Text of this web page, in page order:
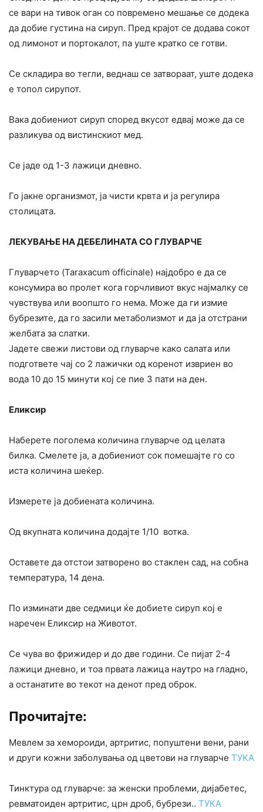
се вари на тивок оган со повремено мешање се додека
да добие густина на сируп. Пред крајот се додава сокот
од лимонот и портокалот, па уште кратко се готви.
Се складира во тегли, веднаш се затвораат, уште додека
е топол сирупот.
Вака добиениот сируп според вкусот едвај може да се
разликува од вистинскиот мед.
Се јаде од 1-3 лажици дневно.
Го јакне организмот, ја чисти крвта и ја регулира
столицата.
ЛЕКУВАЊЕ НА ДЕБЕЛИНАТА СО ГЛУВАРЧЕ
Глуварчето (Taraxacum officinale) најдобро е да се
консумира во пролет кога горчливиот вкус најмалку се
чувствува или воопшто го нема. Може да ги измие
бубрезите, да го засили метаболизмот и да ја отстрани
желбата за слатки.
Јадете свежи листови од глуварче како салата или
подгответе чај со 2 лажички од коренот извриен во
вода 10 до 15 минути кој се пие 3 пати на ден.
Еликсир
Наберете поголема количина глуварче од целата
билка. Смелете ја, а добиениот сок помешајте го со
иста количина шеќер.
Измерете ја добиената количина.
Од вкупната количина додајте 1/10 вотка.
Оставете да отстои затворено во стаклен сад, на собна
температура, 14 дена.
По изминати две седмици ќе добиете сируп кој е
наречен Еликсир на Животот.
Се чува во фрижидер и до две години. Се пијат 2-4
лажици дневно, и тоа првата лажица наутро на гладно,
а останатите во текот на денот пред оброк.
Прочитајте:
Мевлем за хемороиди, артритис, попуштени вени, рани
и други кожни заболувања од цветови на глуварче ТУКА
Тинктура од глуварче: за женски проблеми, дијабетес,
ревматоиден артритис, црн дроб, бубрези.. ТУКА